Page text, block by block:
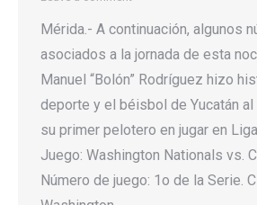
Mérida.- A continuación, algunos
asociados a la jornada de esta
Manuel “Bolón” Rodríguez hizo
deporte y el béisbol de Yucatán
su primer pelotero en jugar en
Juego: Washington Nationals vs.
Número de juego: 1o de la Serie.